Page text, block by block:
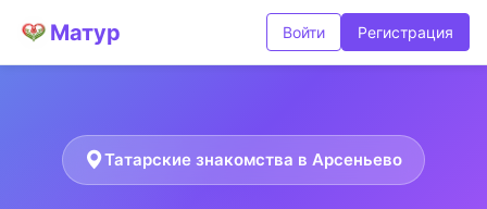
Матур Войти Регистрация
Татарские знакомства в Арсеньево